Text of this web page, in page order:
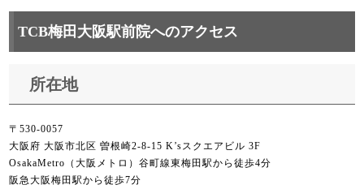
TCB梅田大阪駅前院へのアクセス
所在地
〒530-0057
大阪府 大阪市北区 曽根崎2-8-15 K’sスクエアビル 3F
OsakaMetro（大阪メトロ）谷町線東梅田駅から徒歩4分
阪急大阪梅田駅から徒歩7分